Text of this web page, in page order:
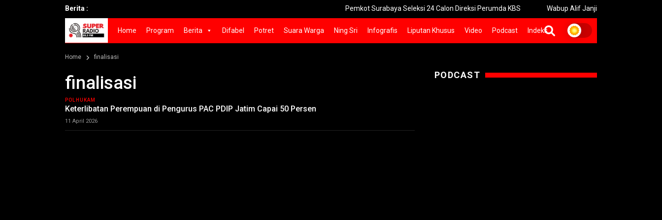
Berita : Pemkot Surabaya Seleksi 24 Calon Direksi Perumda KBS Wabup Alif Janji Tindak Tegas Kecurangan
Home Program Berita Difabel Potret Suara Warga Ning Sri Infografis Liputan Khusus Video Podcast Indeks
Home finalisasi
finalisasi
POLHUKAM
Keterlibatan Perempuan di Pengurus PAC PDIP Jatim Capai 50 Persen
11 April 2026
PODCAST